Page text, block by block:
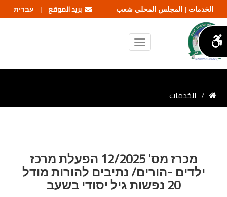
بريد الموقع | עברית الخدمات | المجلس المحلي شعب
الخدمات
מכרז מס' 12/2025 הפעלת מרכז
ילדים -הורים/ נתיבים להורות מודל
20 נפשות גיל יסודי בשעב